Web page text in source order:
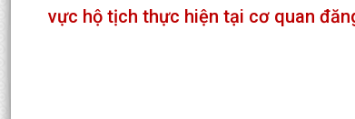
vực hộ tịch thực hiện tại cơ quan